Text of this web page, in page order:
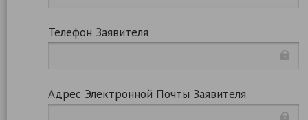
Телефон Заявителя
Адрес Электронной Почты Заявителя